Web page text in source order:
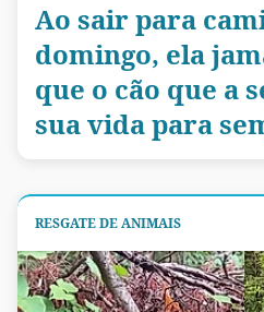
Ao sair para
domingo, ela
que o cão que a
sua vida para
RESGATE DE ANIMAIS